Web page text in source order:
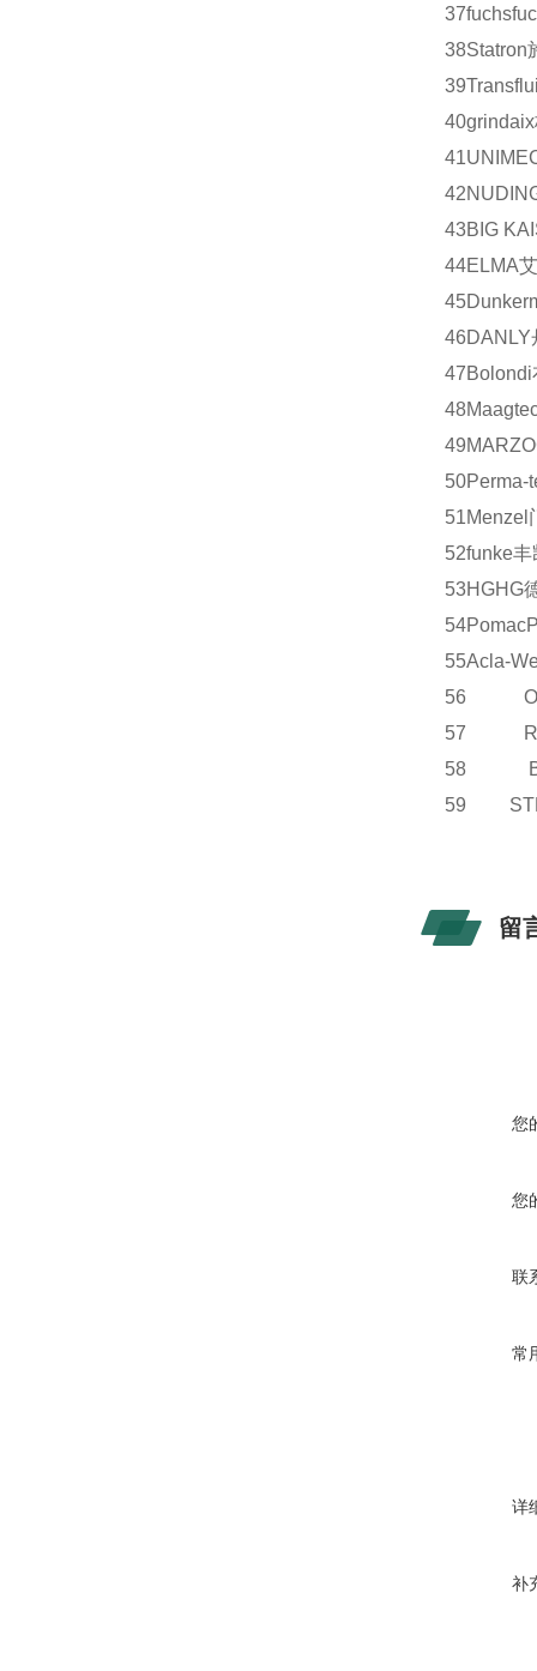
37fuchs
38Statron
39
40grindaix
41
42
43BIG
44ELMA
45
46DANLY
47Bolondi
48
49
50Perma-
51Menzel
52funke丰
53HGHG
54Pomac
55Acla-
56
57
58
59
留
您
您
联
常
详
补